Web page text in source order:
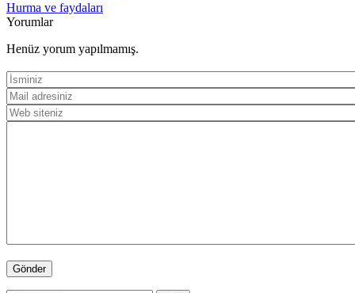
Hurma ve faydaları
Yorumlar
Henüz yorum yapılmamış.